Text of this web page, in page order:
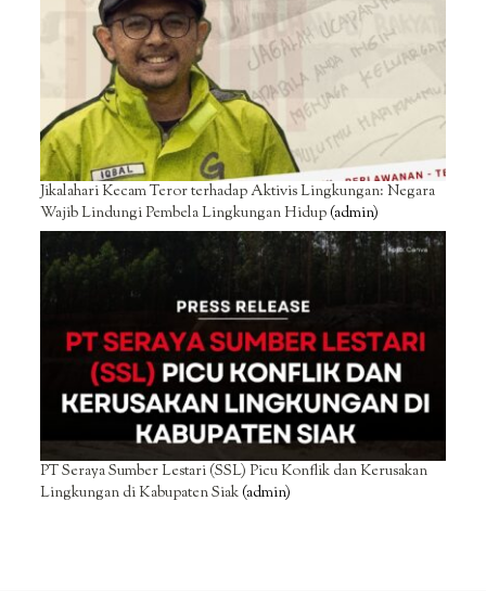
Jikalahari Kecam Teror terhadap Aktivis Lingkungan: Negara
Wajib Lindungi Pembela Lingkungan Hidup(admin)
PT Seraya Sumber Lestari (SSL) Picu Konflik dan Kerusakan
Lingkungan di Kabupaten Siak(admin)